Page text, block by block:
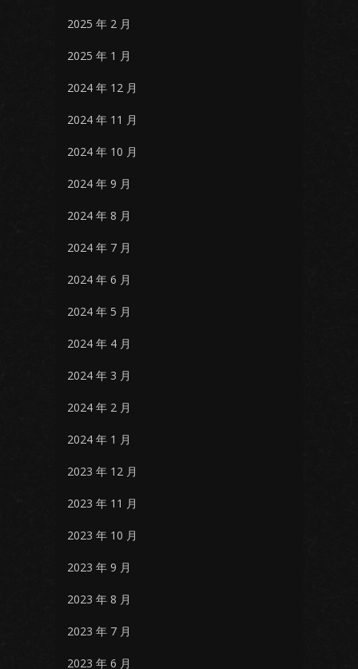
2025 年 2 月
2025 年 1 月
2024 年 12 月
2024 年 11 月
2024 年 10 月
2024 年 9 月
2024 年 8 月
2024 年 7 月
2024 年 6 月
2024 年 5 月
2024 年 4 月
2024 年 3 月
2024 年 2 月
2024 年 1 月
2023 年 12 月
2023 年 11 月
2023 年 10 月
2023 年 9 月
2023 年 8 月
2023 年 7 月
2023 年 6 月